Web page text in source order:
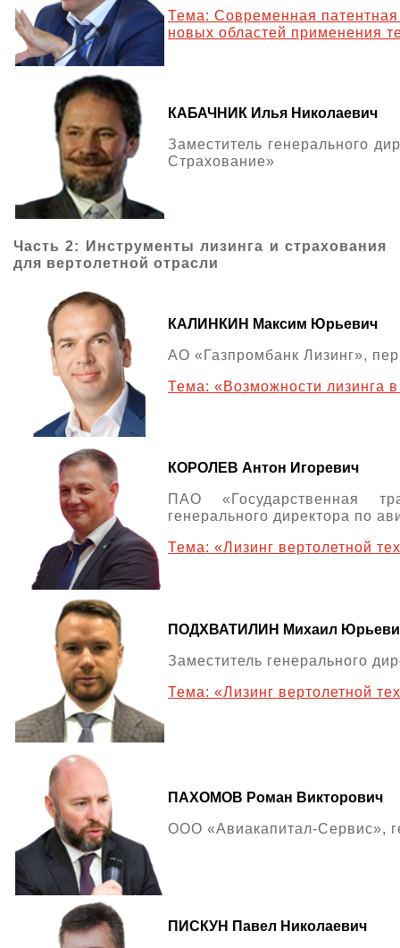
Тема: Современная патентная
новых областей применения
КАБАЧНИК Илья Николаевич
Заместитель генерального
Страхование»
Часть 2: Инструменты лизинга и страхования
для вертолетной отрасли
КАЛИНКИН Максим Юрьевич
АО «Газпромбанк Лизинг»,
Тема: «Возможности лизинга
КОРОЛЕВ Антон Игоревич
ПАО «Государственная
генерального директора по
Тема: «Лизинг вертолетной
ПОДХВАТИЛИН Михаил
Заместитель генерального
Тема: «Лизинг вертолетной
ПАХОМОВ Роман Викторович
ООО «Авиакапитал-Сервис»,
ПИСКУН Павел Николаевич